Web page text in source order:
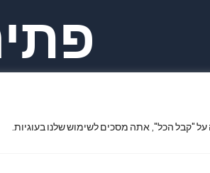
"קבל הכל", אתה מסכים לשימוש שלנו בעוגיות.
ימים